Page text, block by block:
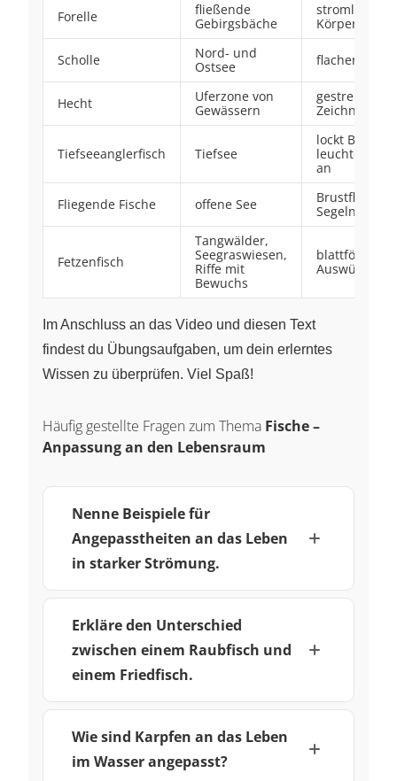
Forelle
fließende
Gebirgsbäche
Körper
Scholle
Nord- und
Ostsee
flacher
Hecht
Uferzone von
Gewässern
gestreifte
Zeichnung
Tiefseeanglerfisch Tiefsee
lockt Beute
leuchtender
an
Fliegende Fische offene See
Brustflossen
Segeln
Fetzenfisch
Tangwälder,
Seegraswiesen,
Riffe mit
Bewuchs
blattförmige
Auswüchse
Im Anschluss an das Video und diesen Text
findest du Übungsaufgaben, um dein erlerntes
Wissen zu überprüfen. Viel Spaß!
Häufig gestellte Fragen zum Thema Fische –
Anpassung an den Lebensraum
Nenne Beispiele für
Angepasstheiten an das Leben
in starker Strömung.
Erkläre den Unterschied
zwischen einem Raubfisch und
einem Friedfisch.
Wie sind Karpfen an das Leben
im Wasser angepasst?